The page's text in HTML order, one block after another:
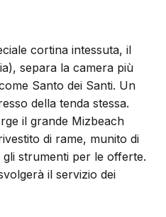
cortina intessuta, il
separa la camera più
Santo dei Santi. Un
della tenda stessa.
il grande Mizbeach
di rame, munito di
strumenti per le offerte.
il servizio dei